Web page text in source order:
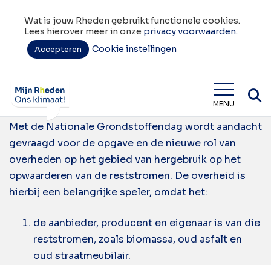
Wat is jouw Rheden gebruikt functionele cookies.
Lees hierover meer in onze privacy voorwaarden.
Accepteren Cookie instellingen
Wat is jouw Rheden MENU
Tag:bedrijfsleven
Nationale Grondstoffendag
Met de Nationale Grondstoffendag wordt aandacht
gevraagd voor de opgave en de nieuwe rol van
overheden op het gebied van hergebruik op het
opwaarderen van de reststromen. De overheid is
hierbij een belangrijke speler, omdat het:
de aanbieder, producent en eigenaar is van die
reststromen, zoals biomassa, oud asfalt en
oud straatmeubilair.